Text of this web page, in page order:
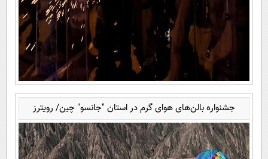
جشنواره بالن‌های هوای گرم در استان "جانسو" چین/ رویترز